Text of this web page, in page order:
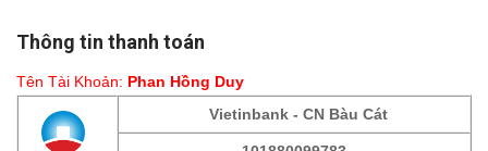
Thông tin thanh toán
Tên Tài Khoản: Phan Hồng Duy
Vietinbank - CN Bàu Cát